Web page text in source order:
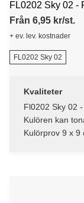
FL0202 Sky 02 -
Från 6,95 kr/st.
+ ev. lev. kostnader
FL0202 Sky 02
Kvaliteter
Fl0202 Sky 02
Kulören kan
Kulörprov 9 x 9